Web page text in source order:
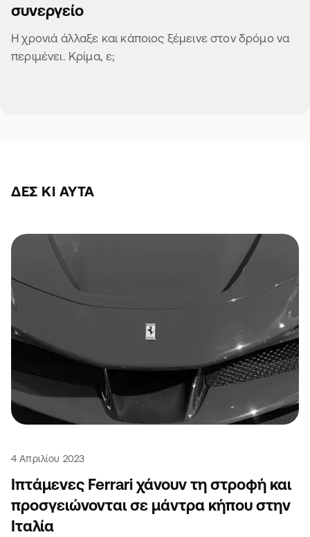
συνεργείο
Η χρονιά άλλαξε και κάποιος ξέμεινε στον δρόμο να
περιμένει. Κρίμα, ε;
ΔΕΣ ΚΙ ΑΥΤΆ
4 Απριλίου 2023
Ιπτάμενες Ferrari χάνουν τη στροφή και
προσγειώνονται σε μάντρα κήπου στην
Ιταλία